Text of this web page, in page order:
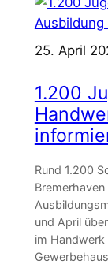
25. April
1.200
Rund 1.200
und April
im